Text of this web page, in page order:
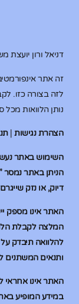
דניאל ורון יועצת
זה אתר
לזה בצורה כזו.
נותן הלוואות מכל
הצהרת נגישות|
השימוש באתר
הניתן באתר נמסר
דיוק, או נזק
האתר אינו מספק
המלצה לקבלת
להלוואה תיבדק על
ותנאים המשתנים
האתר אינו אחראי
במידע המופיע